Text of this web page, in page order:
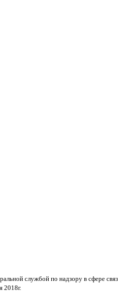
службой по надзору в сфере
2018г.